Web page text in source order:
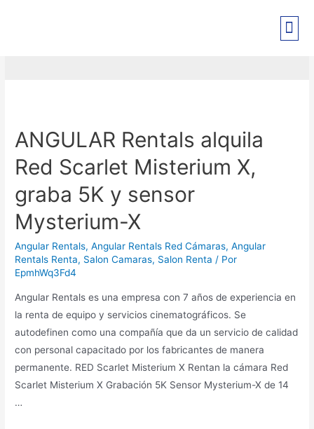
ANGULAR Rentals alquila
Red Scarlet Misterium X,
graba 5K y sensor
Mysterium-X
Angular Rentals,Angular Rentals Red Cámaras,Angular
Rentals Renta, Salon Camaras, Salon Renta / Por
EpmhWq3Fd4
Angular Rentals es una empresa con 7 años de experiencia en
la renta de equipo y servicios cinematográficos. Se
autodefinen como una compañía que da un servicio de calidad
con personal capacitado por los fabricantes de manera
permanente. RED Scarlet Misterium X Rentan la cámara Red
Scarlet Misterium X Grabación 5K Sensor Mysterium-X de 14
…